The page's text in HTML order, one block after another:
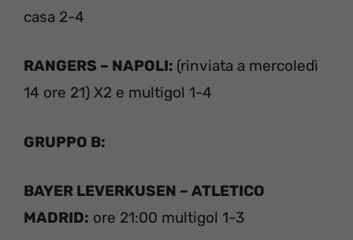
casa 2-4
RANGERS – NAPOLI: (rinviata a mercoledì
14 ore 21) X2 e multigol 1-4
GRUPPO B:
BAYER LEVERKUSEN – ATLETICO
MADRID: ore 21:00 multigol 1-3